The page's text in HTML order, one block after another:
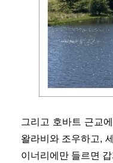
그리고 호바트 근교
왈라비와 조우하고,
이너리에만 들르면